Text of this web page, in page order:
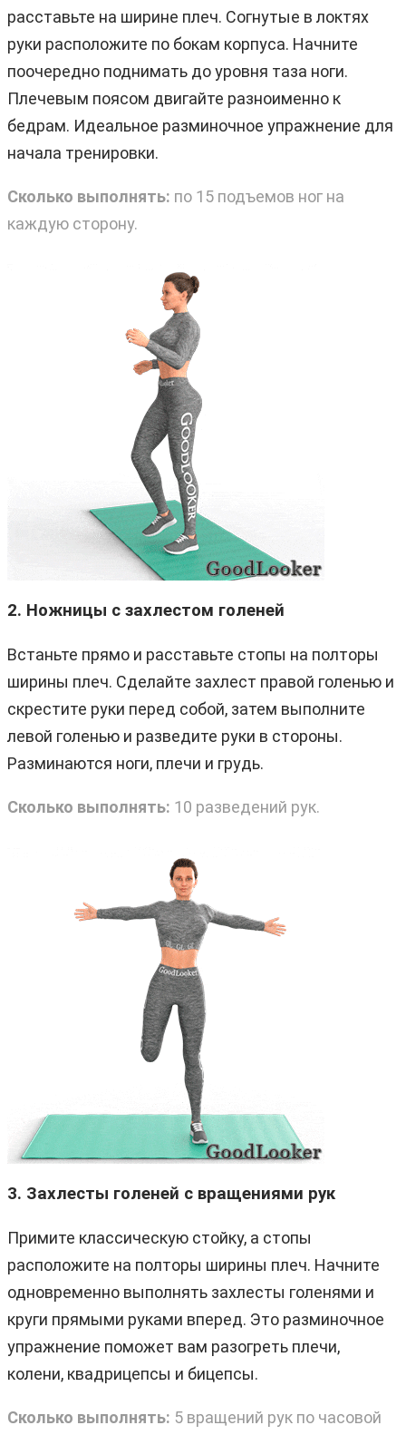
расставьте на ширине плеч. Согнутые в локтях
руки расположите по бокам корпуса. Начните
поочередно поднимать до уровня таза ноги.
Плечевым поясом двигайте разноименно к
бедрам. Идеальное разминочное упражнение для
начала тренировки.
Сколько выполнять: по 15 подъемов ног на
каждую сторону.
2. Ножницы с захлестом голеней
Встаньте прямо и расставьте стопы на полторы
ширины плеч. Сделайте захлест правой голенью и
скрестите руки перед собой, затем выполните
левой голенью и разведите руки в стороны.
Разминаются ноги, плечи и грудь.
Сколько выполнять: 10 разведений рук.
3. Захлесты голеней с вращениями рук
Примите классическую стойку, а стопы
расположите на полторы ширины плеч. Начните
одновременно выполнять захлесты голенями и
круги прямыми руками вперед. Это разминочное
упражнение поможет вам разогреть плечи,
колени, квадрицепсы и бицепсы.
Сколько выполнять: 5 вращений рук по часовой